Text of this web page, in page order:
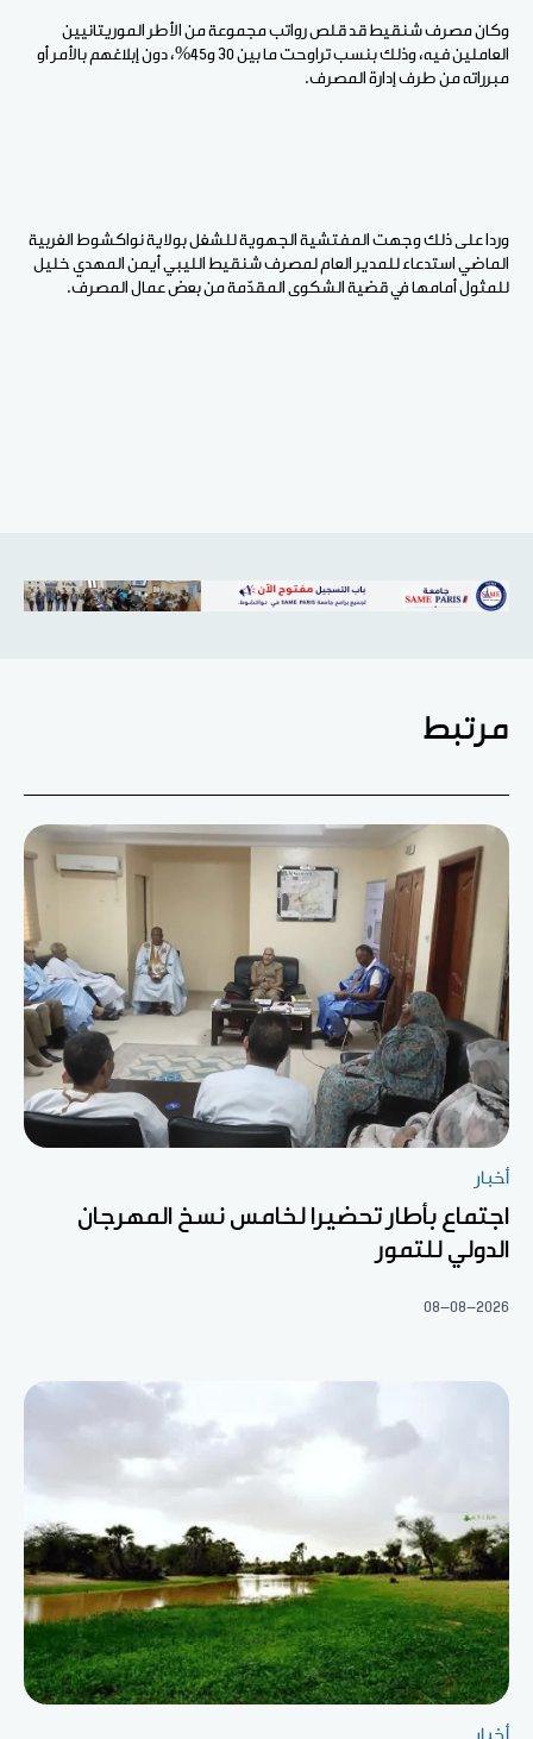
وكان مصرف شنقيط قد قلص رواتب مجموعة من الأطر الموريتانيين
العاملين فيه، وذلك بنسب تراوحت ما بين 30 و45%، دون إبلاغهم بالأمر أو
مبرراته من طرف إدارة المصرف.
وردا على ذلك وجهت المفتشية الجهوية للشغل بولاية نواكشوط الغربية
الماضي استدعاء للمدير العام لمصرف شنقيط الليبي أيمن المهدي خليل
للمثول أمامها في قضية الشكوى المقدّمة من بعض عمال المصرف.
مرتبط
أخبار
اجتماع بأطار تحضيرا لخامس نسخ المهرجان
الدولي للتمور
08-08-2026
أخبار